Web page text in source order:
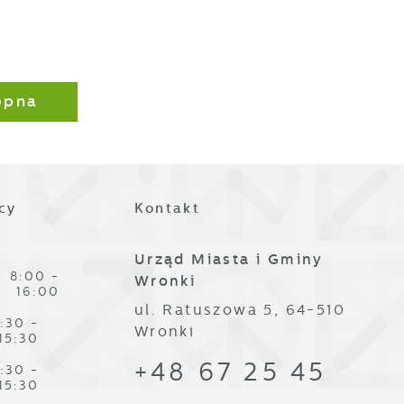
8:00 -
16:00
-
-
Kontakt
Urząd Miasta i Gminy
Wronki
ul. Ratuszowa 5, 64-510
Wronki
+48 67 25 45